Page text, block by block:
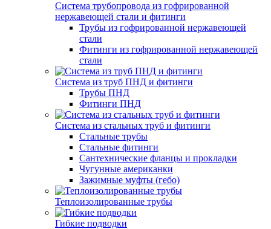
Система трубопровода из гофрированной
нержавеющей стали и фитинги
Трубы из гофрированной нержавеющей
стали
Фитинги из гофрированной нержавеющей
стали
Система из труб ПНД и фитинги
Трубы ПНД
Фитинги ПНД
Система из стальных труб и фитинги
Стальные трубы
Стальные фитинги
Сантехнические фланцы и прокладки
Чугунные американки
Зажимные муфты (гебо)
Теплоизолированные трубы
Гибкие подводки